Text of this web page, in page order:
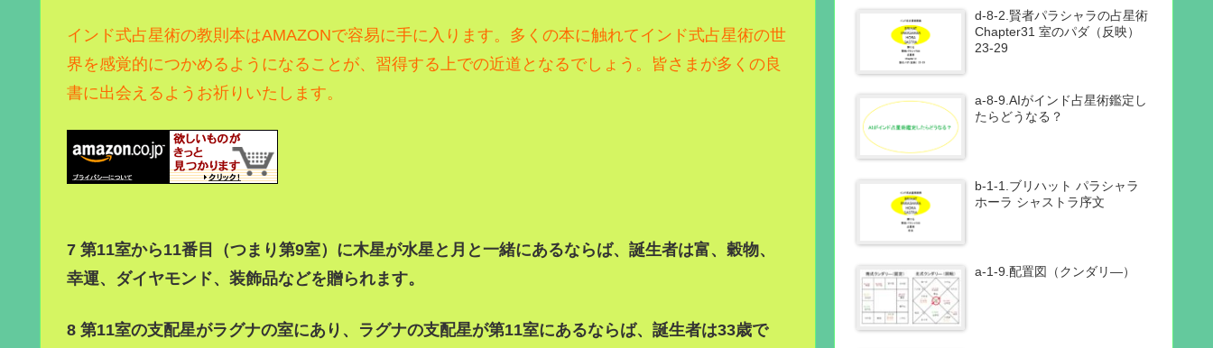
インド式占星術の教則本はAMAZONで容易に手に入ります。 多くの本に触れてインド式占星術の世
界を感覚的につかめるようになることが、習得する上での近道となるでしょう。 皆さまが多くの良
書に出会えるようお祈りいたします。
7 第11室から11番目（つまり第9室）に木星が水星と月と一緒にあるならば、誕生者は富、穀物、
幸運、ダイヤモンド、装飾品などを贈られます。
8 第11室の支配星がラグナの室にあり、ラグナの支配星が第11室にあるならば、誕生者は33歳で
d-8-2.賢者パラシャラの占星術
Chapter31 室のパダ（反映）
23-29
a-8-9.AIがインド占星術鑑定し
たらどうなる？
b-1-1.ブリハット パラシャラ
ホーラ シャストラ序文
a-1-9.配置図（クンダリ―）